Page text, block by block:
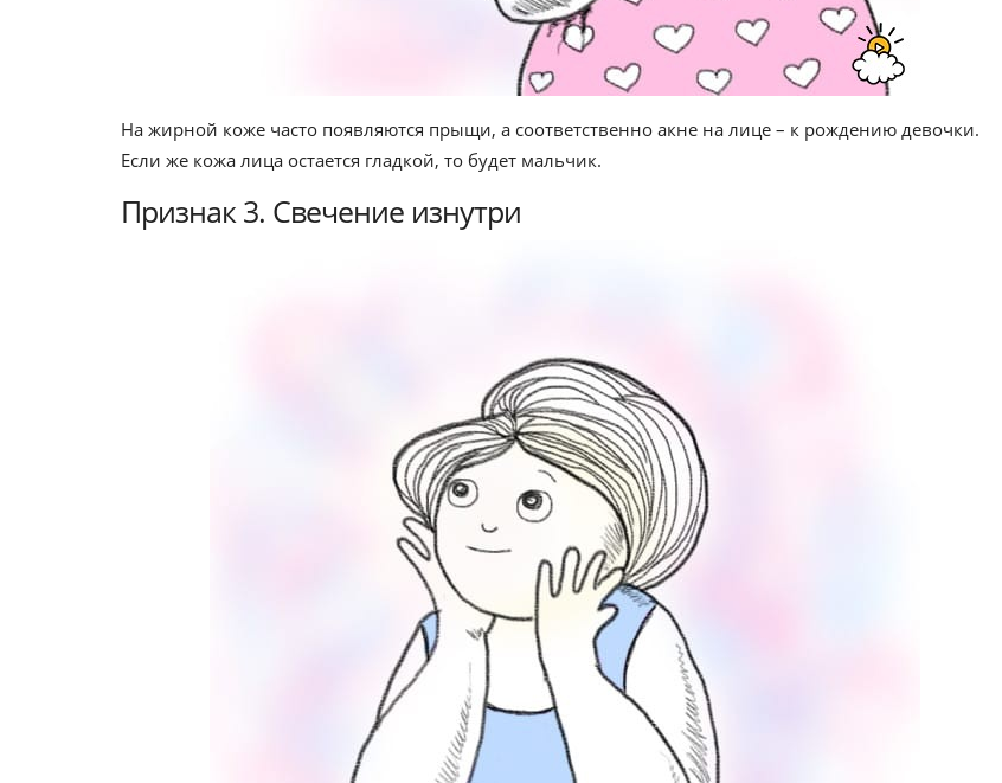
На жирной коже часто появляются прыщи, а соответственно акне на лице – к рождению девочки.
Если же кожа лица остается гладкой, то будет мальчик.
Признак 3. Свечение изнутри